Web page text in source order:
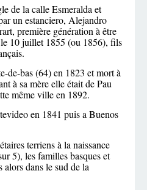
de la calle Esmeralda et
un estanciero, Alejandro
première génération à être
le 10 juillet 1855 (ou 1856), fils
de-bas (64) en 1823 et mort à
à sa mère elle était de Pau
même ville en 1892.
en 1841 puis a Buenos
terriens à la naissance
5), les familles basques et
alors dans le sud de la